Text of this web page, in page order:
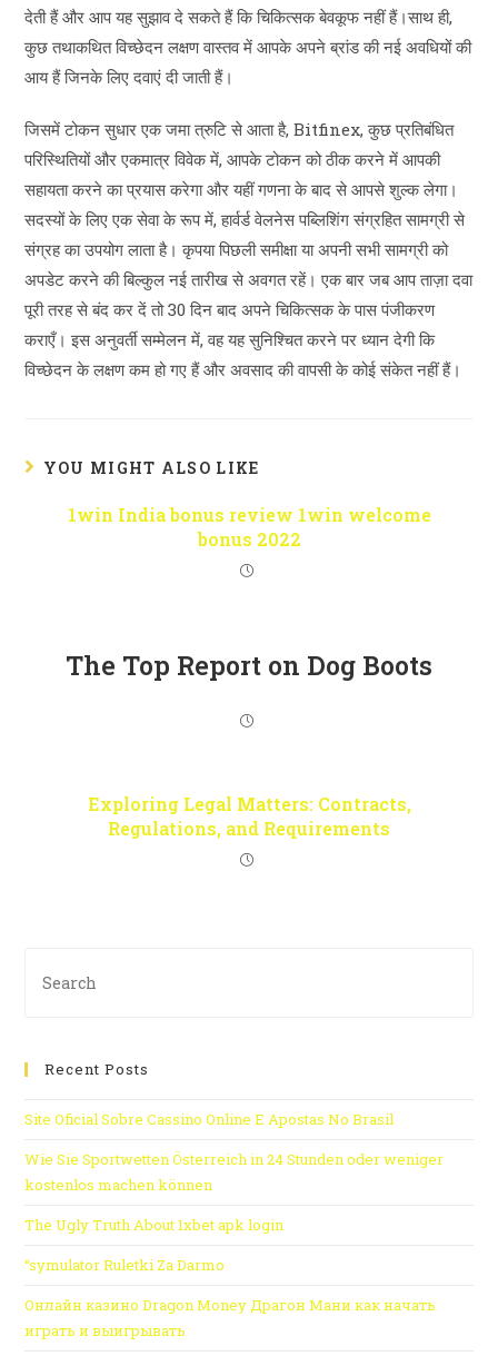
देती हैं और आप यह सुझाव दे सकते हैं कि चिकित्सक बेवकूफ नहीं हैं।साथ ही,
कुछ तथाकथित विच्छेदन लक्षण वास्तव में आपके अपने ब्रांड की नई अवधियों की
आय हैं जिनके लिए दवाएं दी जाती हैं।
जिसमें टोकन सुधार एक जमा त्रुटि से आता है, Bitfinex, कुछ प्रतिबंधित
परिस्थितियों और एकमात्र विवेक में, आपके टोकन को ठीक करने में आपकी
सहायता करने का प्रयास करेगा और यहीं गणना के बाद से आपसे शुल्क लेगा।
सदस्यों के लिए एक सेवा के रूप में, हार्वर्ड वेलनेस पब्लिशिंग संग्रहित सामग्री से
संग्रह का उपयोग लाता है। कृपया पिछली समीक्षा या अपनी सभी सामग्री को
अपडेट करने की बिल्कुल नई तारीख से अवगत रहें। एक बार जब आप ताज़ा दवा
पूरी तरह से बंद कर दें तो 30 दिन बाद अपने चिकित्सक के पास पंजीकरण
कराएँ। इस अनुवर्ती सम्मेलन में, वह यह सुनिश्चित करने पर ध्यान देगी कि
विच्छेदन के लक्षण कम हो गए हैं और अवसाद की वापसी के कोई संकेत नहीं हैं।
YOU MIGHT ALSO LIKE
1win India bonus review 1win welcome
bonus 2022
The Top Report on Dog Boots
Exploring Legal Matters: Contracts,
Regulations, and Requirements
Recent Posts
Site Oficial Sobre Cassino Online E Apostas No Brasil
Wie Sie Sportwetten Österreich in 24 Stunden oder weniger
kostenlos machen können
The Ugly Truth About 1xbet apk login
“symulator Ruletki Za Darmo
Онлайн казино Dragon Money Драгон Мани как начать
играть и выигрывать